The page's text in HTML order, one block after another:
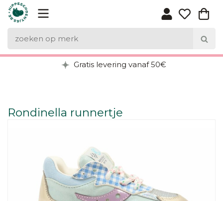
Gratis levering vanaf 50€
Rondinella runnertje